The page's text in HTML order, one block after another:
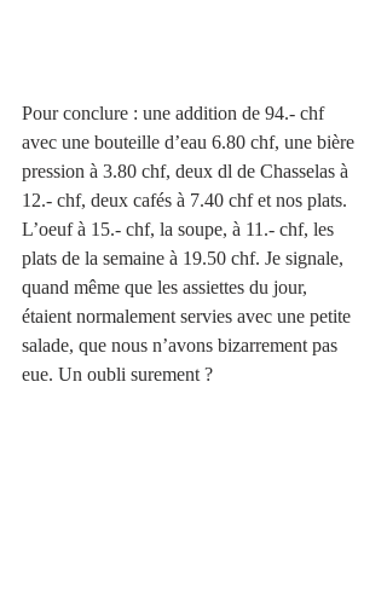
Pour conclure : une addition de 94.- chf
avec une bouteille d’eau 6.80 chf, une bière
pression à 3.80 chf, deux dl de Chasselas à
12.- chf, deux cafés à 7.40 chf et nos plats.
L’oeuf à 15.- chf, la soupe, à 11.- chf, les
plats de la semaine à 19.50 chf. Je signale,
quand même que les assiettes du jour,
étaient normalement servies avec une petite
salade, que nous n’avons bizarrement pas
eue. Un oubli surement ?